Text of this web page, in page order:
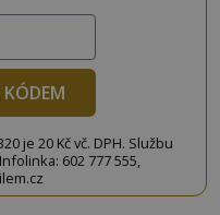
je 20 Kč vč. DPH. Službu
602 777 555,